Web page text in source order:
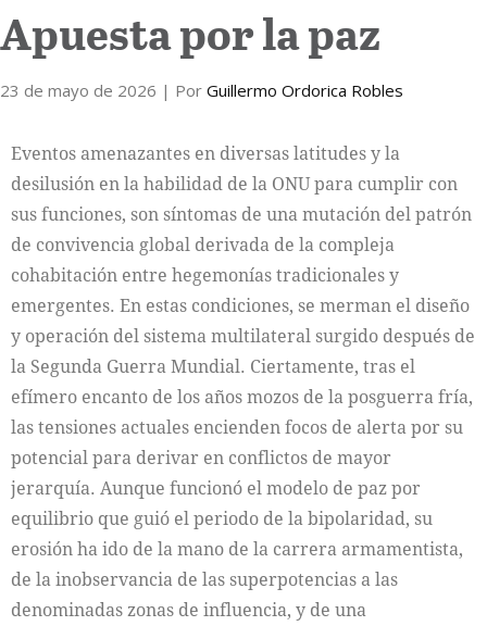
Apuesta por la paz
23 de mayo de 2026 | Por Guillermo Ordorica Robles
Eventos amenazantes en diversas latitudes y la
desilusión en la habilidad de la ONU para cumplir con
sus funciones, son síntomas de una mutación del patrón
de convivencia global derivada de la compleja
cohabitación entre hegemonías tradicionales y
emergentes. En estas condiciones, se merman el diseño
y operación del sistema multilateral surgido después de
la Segunda Guerra Mundial. Ciertamente, tras el
efímero encanto de los años mozos de la posguerra fría,
las tensiones actuales encienden focos de alerta por su
potencial para derivar en conflictos de mayor
jerarquía. Aunque funcionó el modelo de paz por
equilibrio que guió el periodo de la bipolaridad, su
erosión ha ido de la mano de la carrera armamentista,
de la inobservancia de las superpotencias a las
denominadas zonas de influencia, y de una